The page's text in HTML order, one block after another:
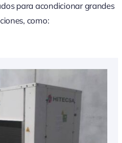
para acondicionar grandes
como: